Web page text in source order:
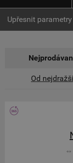
Upřesnit parametry
Od